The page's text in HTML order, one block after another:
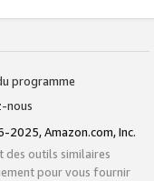
programme
nous
2025, Amazon.com, Inc.
des outils similaires
pour vous fournir